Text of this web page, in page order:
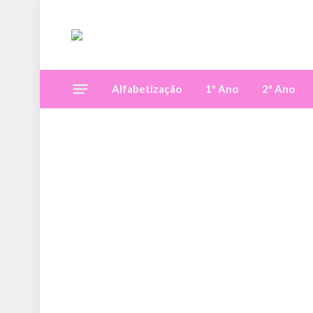
Alfabetização 1º Ano 2º Ano